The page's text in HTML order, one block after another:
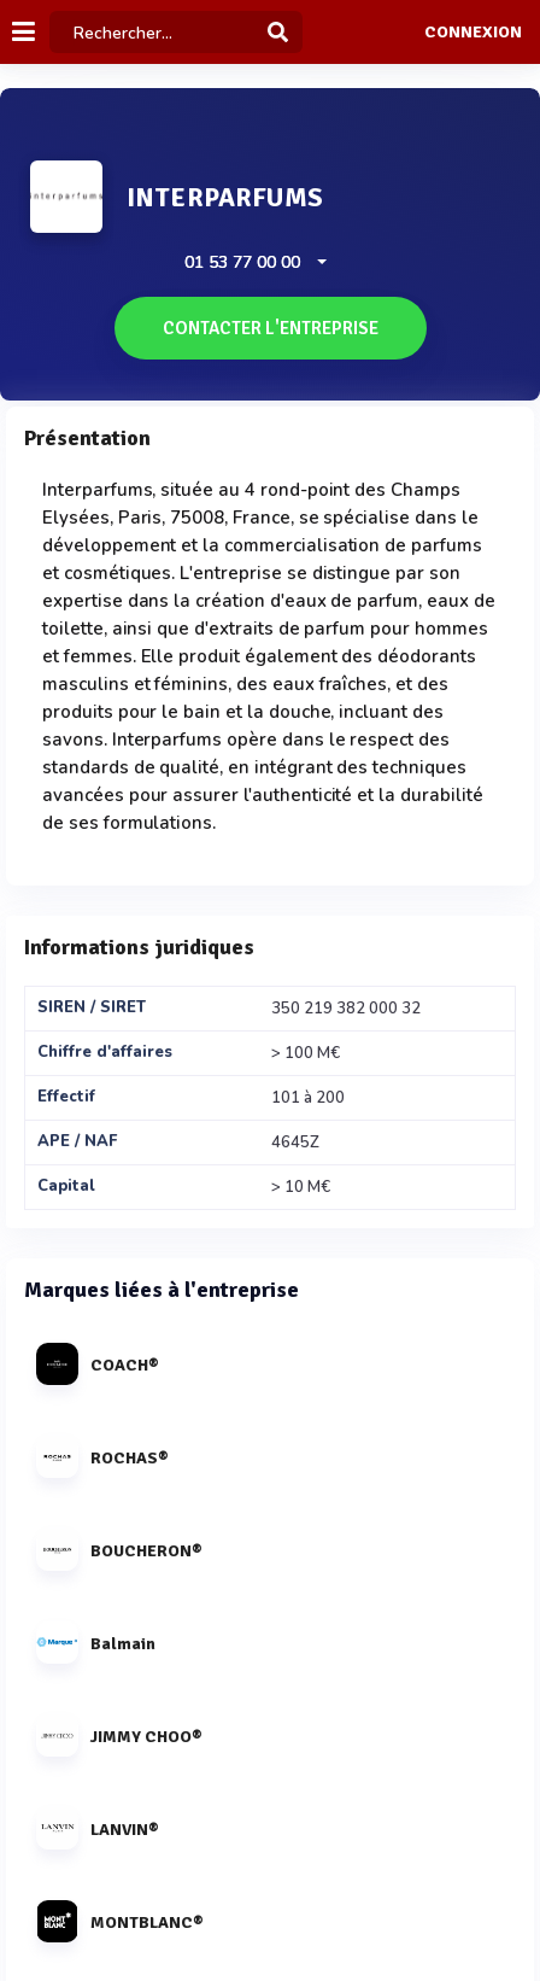
CONNEXION
INTERPARFUMS
01 53 77 00 00
CONTACTER L'ENTREPRISE
Présentation
Interparfums, située au 4 rond-point des Champs
Elysées, Paris, 75008, France, se spécialise dans le
développement et la commercialisation de parfums
et cosmétiques. L'entreprise se distingue par son
expertise dans la création d'eaux de parfum, eaux de
toilette, ainsi que d'extraits de parfum pour hommes
et femmes. Elle produit également des déodorants
masculins et féminins, des eaux fraîches, et des
produits pour le bain et la douche, incluant des
savons. Interparfums opère dans le respect des
standards de qualité, en intégrant des techniques
avancées pour assurer l'authenticité et la durabilité
de ses formulations.
Informations juridiques
SIREN / SIRET
350 219 382 000 32
Chiffre d'affaires
> 100 M€
Effectif
101 à 200
APE / NAF
4645Z
Capital
> 10 M€
Marques liées à l'entreprise
COACH®
ROCHAS®
BOUCHERON®
Balmain
JIMMY CHOO®
LANVIN®
MONTBLANC®